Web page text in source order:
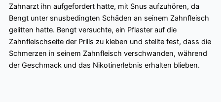
Zahnarzt ihn aufgefordert hatte, mit Snus aufzuhören, da
Bengt unter snusbedingten Schäden an seinem Zahnfleisch
gelitten hatte. Bengt versuchte, ein Pflaster auf die
Zahnfleischseite der Prills zu kleben und stellte fest, dass die
Schmerzen in seinem Zahnfleisch verschwanden, während
der Geschmack und das Nikotinerlebnis erhalten blieben.